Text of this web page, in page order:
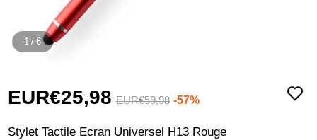
1 / 6
EUR€25,98 EUR€59,98 -57%
Stylet Tactile Ecran Universel H13 Rouge